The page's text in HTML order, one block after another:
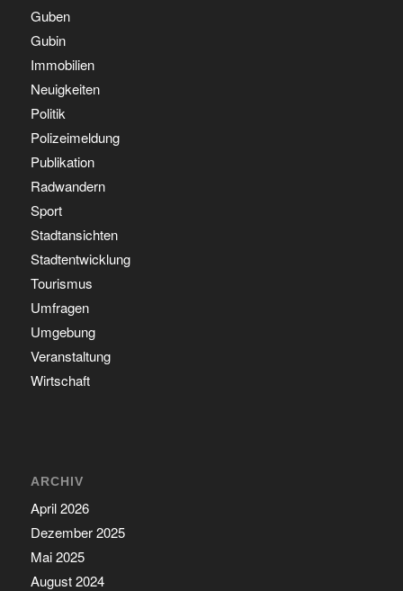
Guben
Gubin
Immobilien
Neuigkeiten
Politik
Polizeimeldung
Publikation
Radwandern
Sport
Stadtansichten
Stadtentwicklung
Tourismus
Umfragen
Umgebung
Veranstaltung
Wirtschaft
ARCHIV
April 2026
Dezember 2025
Mai 2025
August 2024